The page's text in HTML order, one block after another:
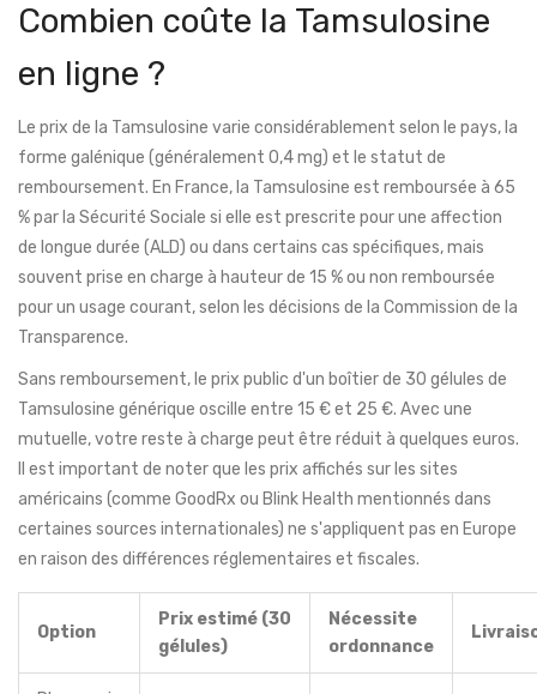
Combien coûte la Tamsulosine
en ligne ?
Le prix de la Tamsulosine varie considérablement selon le pays, la
forme galénique (généralement 0,4 mg) et le statut de
remboursement. En France, la Tamsulosine est remboursée à 65
% par la Sécurité Sociale si elle est prescrite pour une affection
de longue durée (ALD) ou dans certains cas spécifiques, mais
souvent prise en charge à hauteur de 15 % ou non remboursée
pour un usage courant, selon les décisions de la Commission de la
Transparence.
Sans remboursement, le prix public d'un boîtier de 30 gélules de
Tamsulosine générique oscille entre 15 € et 25 €. Avec une
mutuelle, votre reste à charge peut être réduit à quelques euros.
Il est important de noter que les prix affichés sur les sites
américains (comme GoodRx ou Blink Health mentionnés dans
certaines sources internationales) ne s'appliquent pas en Europe
en raison des différences réglementaires et fiscales.
Option
Prix estimé (30
gélules)
Nécessite
ordonnance